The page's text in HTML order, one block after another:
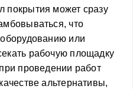
покрытия может сразу
что
или
рабочую площадку
проведении работ
альтернативы,